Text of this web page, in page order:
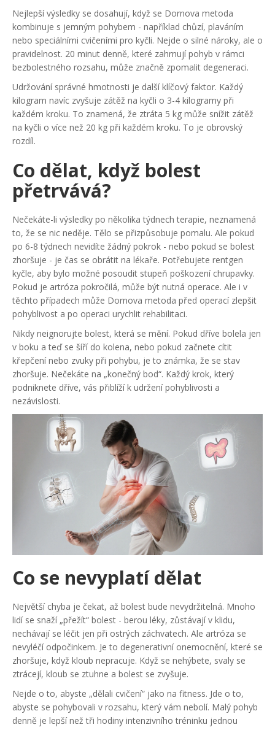
Nejlepší výsledky se dosahují, když se Dornova metoda
kombinuje s jemným pohybem - například chůzí, plaváním
nebo speciálními cvičeními pro kyčli. Nejde o silné nároky, ale o
pravidelnost. 20 minut denně, které zahrnují pohyb v rámci
bezbolestného rozsahu, může značně zpomalit degeneraci.
Udržování správné hmotnosti je další klíčový faktor. Každý
kilogram navíc zvyšuje zátěž na kyčli o 3-4 kilogramy při
každém kroku. To znamená, že ztráta 5 kg může snížit zátěž
na kyčli o více než 20 kg při každém kroku. To je obrovský
rozdíl.
Co dělat, když bolest
přetrvává?
Nečekáte-li výsledky po několika týdnech terapie, neznamená
to, že se nic neděje. Tělo se přizpůsobuje pomalu. Ale pokud
po 6-8 týdnech nevidíte žádný pokrok - nebo pokud se bolest
zhoršuje - je čas se obrátit na lékaře. Potřebujete rentgen
kyčle, aby bylo možné posoudit stupeň poškození chrupavky.
Pokud je artróza pokročilá, může být nutná operace. Ale i v
těchto případech může Dornova metoda před operací zlepšit
pohyblivost a po operaci urychlit rehabilitaci.
Nikdy neignorujte bolest, která se mění. Pokud dříve bolela jen
v boku a teď se šíří do kolena, nebo pokud začnete cítit
křepčení nebo zvuky při pohybu, je to známka, že se stav
zhoršuje. Nečekáte na „konečný bod“. Každý krok, který
podniknete dříve, vás přiblíží k udržení pohyblivosti a
nezávislosti.
Co se nevyplatí dělat
Největší chyba je čekat, až bolest bude nevydržitelná. Mnoho
lidí se snaží „přežít“ bolest - berou léky, zůstávají v klidu,
nechávají se léčit jen při ostrých záchvatech. Ale artróza se
nevyléčí odpočinkem. Je to degenerativní onemocnění, které se
zhoršuje, když kloub nepracuje. Když se nehýbete, svaly se
ztrácejí, kloub se ztuhne a bolest se zvyšuje.
Nejde o to, abyste „dělali cvičení“ jako na fitness. Jde o to,
abyste se pohybovali v rozsahu, který vám nebolí. Malý pohyb
denně je lepší než tři hodiny intenzivního tréninku jednou